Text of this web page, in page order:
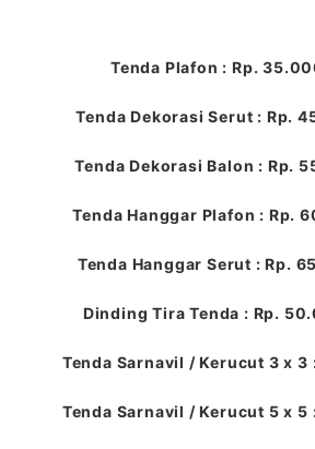
Tenda Plafon : Rp.
Tenda Dekorasi Serut : Rp.
Tenda Dekorasi Balon : Rp.
Tenda Hanggar Plafon : Rp.
Tenda Hanggar Serut : Rp.
Dinding Tira Tenda : Rp.
Tenda Sarnavil / Kerucut 3 x
Tenda Sarnavil / Kerucut 5 x